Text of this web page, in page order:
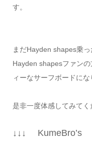
す。
まだHayden shapes乗っ
Hayden shapesファン
ィーなサーフボードにな
是非一度体感してみてく
↓↓↓ KumeBro’s